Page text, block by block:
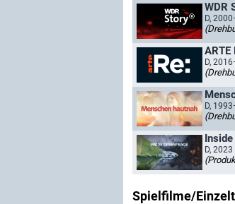
WDR
D,
ARTE
D,
D,
D, 2023
Spielfilme/